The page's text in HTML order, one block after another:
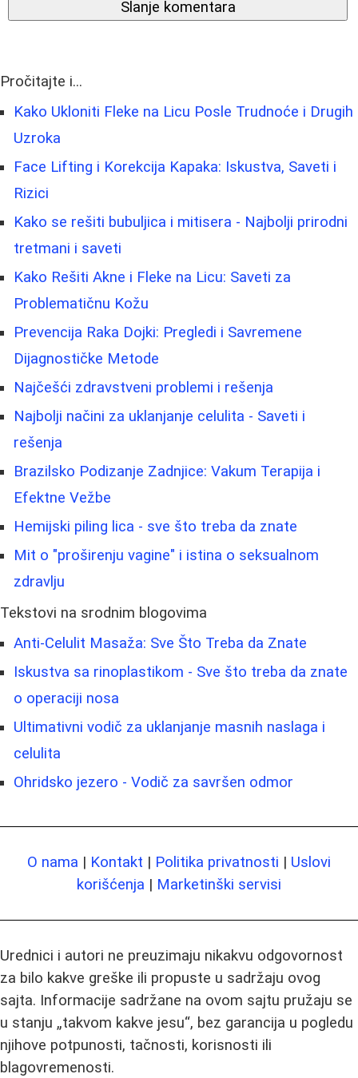
Slanje komentara
Pročitajte i...
Kako Ukloniti Fleke na Licu Posle Trudnoće i Drugih
Uzroka
Face Lifting i Korekcija Kapaka: Iskustva, Saveti i
Rizici
Kako se rešiti bubuljica i mitisera - Najbolji prirodni
tretmani i saveti
Kako Rešiti Akne i Fleke na Licu: Saveti za
Problematičnu Kožu
Prevencija Raka Dojki: Pregledi i Savremene
Dijagnostičke Metode
Najčešći zdravstveni problemi i rešenja
Najbolji načini za uklanjanje celulita - Saveti i
rešenja
Brazilsko Podizanje Zadnjice: Vakum Terapija i
Efektne Vežbe
Hemijski piling lica - sve što treba da znate
Mit o "proširenju vagine" i istina o seksualnom
zdravlju
Tekstovi na srodnim blogovima
Anti-Celulit Masaža: Sve Što Treba da Znate
Iskustva sa rinoplastikom - Sve što treba da znate
o operaciji nosa
Ultimativni vodič za uklanjanje masnih naslaga i
celulita
Ohridsko jezero - Vodič za savršen odmor
O nama | Kontakt | Politika privatnosti | Uslovi
korišćenja | Marketinški servisi
Urednici i autori ne preuzimaju nikakvu odgovornost
za bilo kakve greške ili propuste u sadržaju ovog
sajta. Informacije sadržane na ovom sajtu pružaju se
u stanju „takvom kakve jesu“, bez garancija u pogledu
njihove potpunosti, tačnosti, korisnosti ili
blagovremenosti.